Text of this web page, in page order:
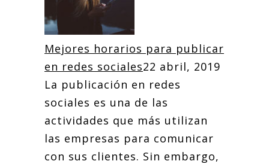
Mejores horarios para publicar
en redes sociales22 abril, 2019
La publicación en redes
sociales es una de las
actividades que más utilizan
las empresas para comunicar
con sus clientes. Sin embargo,